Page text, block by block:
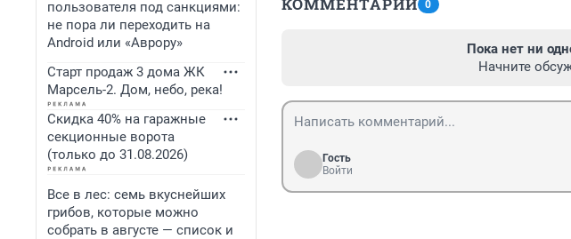
пользователя под санкциями:
не пора ли переходить на
Android или «Аврору»
Старт продаж 3 дома ЖК
Марсель-2. Дом, небо, река!
Скидка 40% на гаражные
секционные ворота
(только до 31.08.2026)
Все в лес: семь вкуснейших
грибов, которые можно
собрать в августе — список и
0
Пока нет ни
Начните
Гость
Войти